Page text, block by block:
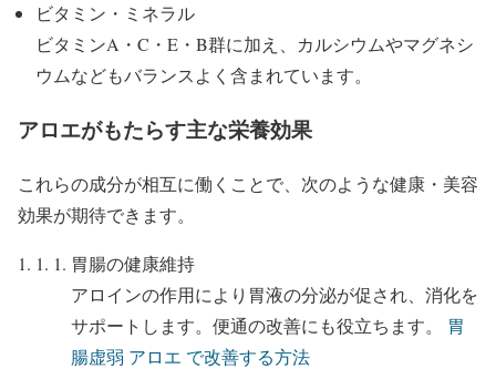
ビタミン・ミネラル
ビタミンA・C・E・B群に加え、カルシウムやマグネシ
ウムなどもバランスよく含まれています。
アロエがもたらす主な栄養効果
これらの成分が相互に働くことで、次のような健康・美容
効果が期待できます。
胃腸の健康維持
アロインの作用により胃液の分泌が促され、消化を
サポートします。便通の改善にも役立ちます。 胃
腸虚弱 アロエ で改善する方法